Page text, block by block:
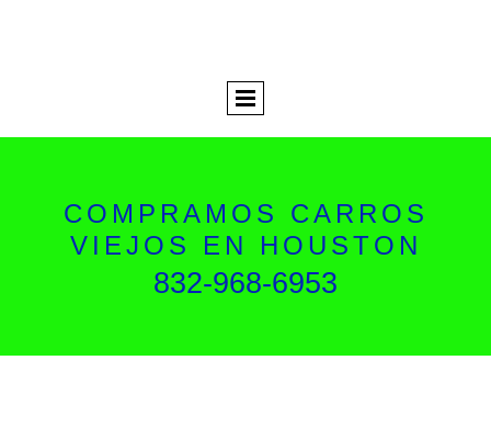
COMPRAMOS CARROS
VIEJOS EN HOUSTON
832-968-6953